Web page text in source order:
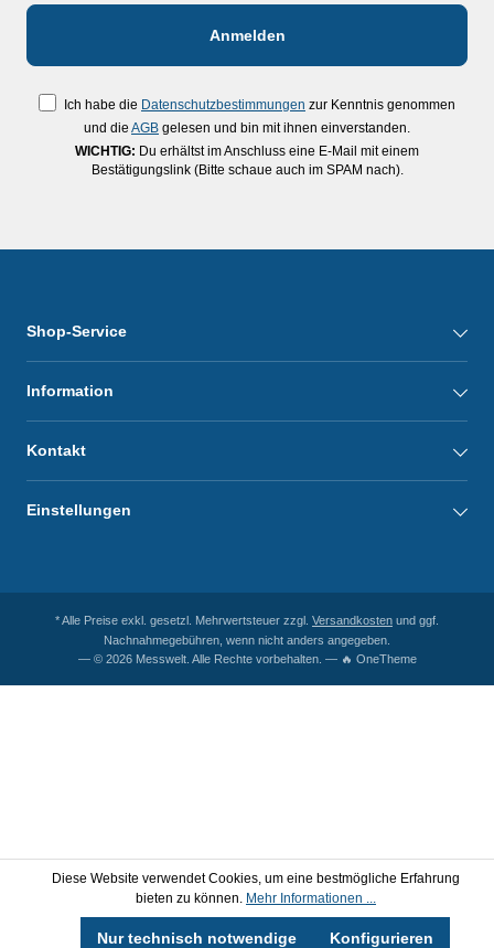
Ich habe die Datenschutzbestimmungen zur Kenntnis genommen
und die AGB gelesen und bin mit ihnen einverstanden.
WICHTIG: Du erhältst im Anschluss eine E-Mail mit einem
Bestätigungslink (Bitte schaue auch im SPAM nach).
Shop-Service
Information
Kontakt
Einstellungen
* Alle Preise exkl. gesetzl. Mehrwertsteuer zzgl. Versandkosten und ggf.
Nachnahmegebühren, wenn nicht anders angegeben.
— © 2026 Messwelt. Alle Rechte vorbehalten. — 🔥 OneTheme
Diese Website verwendet Cookies, um eine bestmögliche Erfahrung
bieten zu können. Mehr Informationen ...
Nur technisch notwendige Konfigurieren